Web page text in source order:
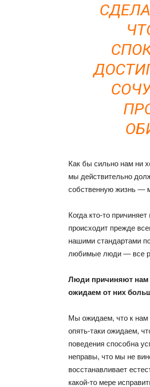
Как бы сильно нам ни
мы действительно
собственную жизнь —
Когда кто-то
происходит прежде
нашими стандартами
любимые люди — все
Люди причиняют нам
ожидаем от них
Мы ожидаем, что к нам
опять-таки ожидаем,
поведения способна
неправы, что мы не
восстанавливает
какой-то мере